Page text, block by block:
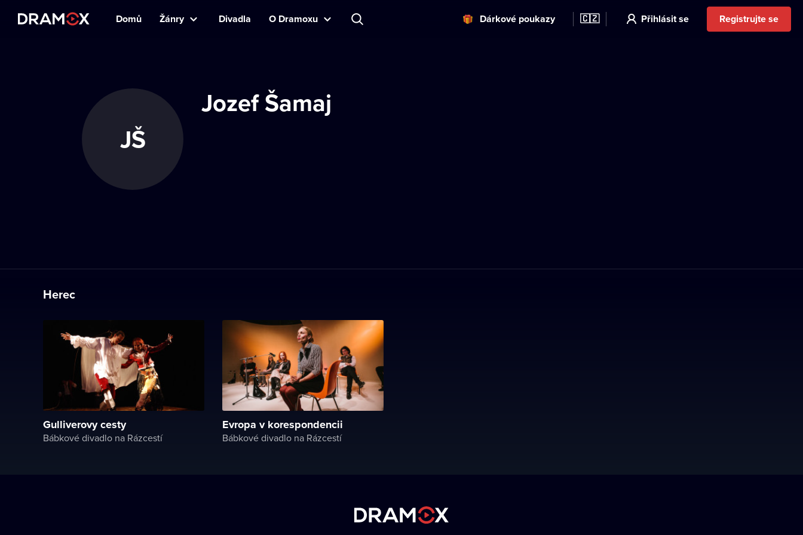
Domů Žánry Divadla O Dramoxu Dárkové poukazy 🇨🇿 Přihlásit se Registrujte se
JŠ
Jozef Šamaj
Herec
Gulliverovy cesty
Bábkové divadlo na Rázcestí
Evropa v korespondencii
Bábkové divadlo na Rázcestí